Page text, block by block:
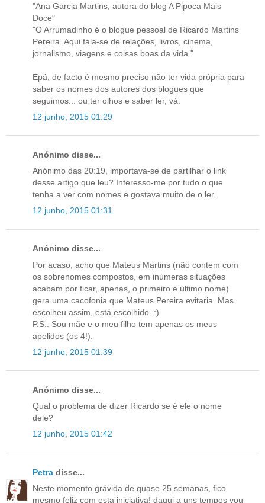
"Ana Garcia Martins, autora do blog A Pipoca Mais
Doce"
"O Arrumadinho é o blogue pessoal de Ricardo Martins
Pereira. Aqui fala-se de relações, livros, cinema,
jornalismo, viagens e coisas boas da vida."
Epá, de facto é mesmo preciso não ter vida própria para
saber os nomes dos autores dos blogues que
seguimos... ou ter olhos e saber ler, vá.
12 junho, 2015 01:29
Anónimo disse...
Anónimo das 20:19, importava-se de partilhar o link
desse artigo que leu? Interesso-me por tudo o que
tenha a ver com nomes e gostava muito de o ler.
12 junho, 2015 01:31
Anónimo disse...
Por acaso, acho que Mateus Martins (não contem com
os sobrenomes compostos, em inúmeras situações
acabam por ficar, apenas, o primeiro e último nome)
gera uma cacofonia que Mateus Pereira evitaria. Mas
escolheu assim, está escolhido. :)
P.S.: Sou mãe e o meu filho tem apenas os meus
apelidos (os 4!).
12 junho, 2015 01:39
Anónimo disse...
Qual o problema de dizer Ricardo se é ele o nome
dele?
12 junho, 2015 01:42
Petra disse...
Neste momento grávida de quase 25 semanas, fico
mesmo feliz com esta iniciativa! daqui a uns tempos vou